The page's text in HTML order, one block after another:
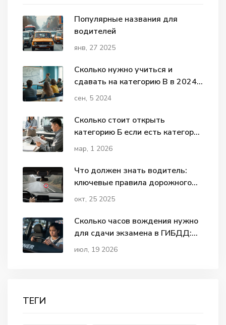
Популярные названия для
водителей
янв, 27 2025
Сколько нужно учиться и
сдавать на категорию B в 2024
году?
сен, 5 2024
Сколько стоит открыть
категорию Б если есть категория
мар, 1 2026
Что должен знать водитель:
ключевые правила дорожного
движения
окт, 25 2025
Сколько часов вождения нужно
для сдачи экзамена в ГИБДД:
реальный опыт и правила
июл, 19 2026
ТЕГИ